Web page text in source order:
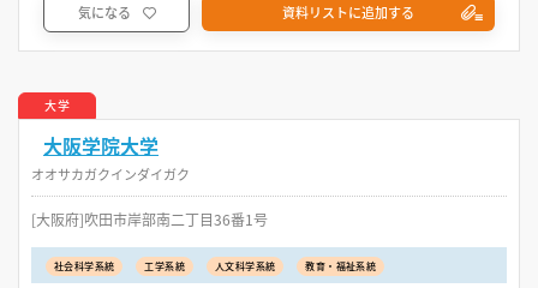
気になる 資料リストに追加する
大学
大阪学院大学
オオサカガクインダイガク
[大阪府]吹田市岸部南二丁目36番1号
社会科学系統 工学系統 人文科学系統 教育・福祉系統